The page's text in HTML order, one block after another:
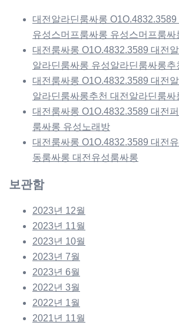
대전알라딘룸싸롱
유성스머프룸싸롱 유성스머프룸싸
대전룸싸롱 O1O.4832.3589 대전
알라딘룸싸롱 유성알라딘룸싸롱추
대전룸싸롱 O1O.4832.3589 대전
알라딘룸싸롱추천 대전알라딘룸싸
대전룸싸롱 O1O.4832.3589 대전
룸싸롱 유성노래방
대전룸싸롱 O1O.4832.3589 대전
동룸싸롱 대전유성룸싸롱
보관함
2023년 12월
2023년 11월
2023년 10월
2023년 7월
2023년 6월
2022년 3월
2022년 1월
2021년 11월